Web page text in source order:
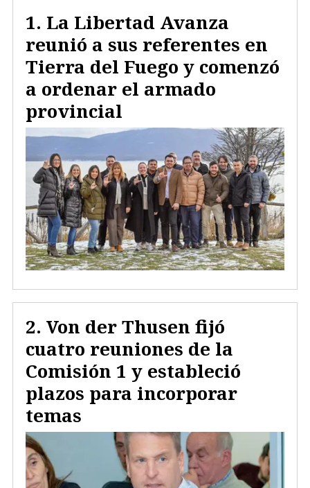
La Libertad Avanza
reunió a sus referentes en
Tierra del Fuego y comenzó
a ordenar el armado
provincial
Von der Thusen fijó
cuatro reuniones de la
Comisión 1 y estableció
plazos para incorporar
temas